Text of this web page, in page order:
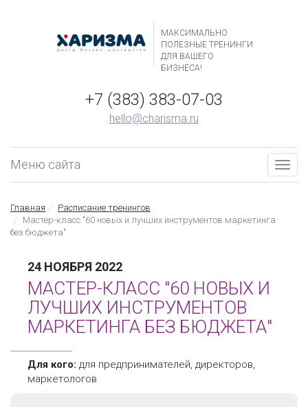
МАКСИМАЛЬНО
ПОЛЕЗНЫЕ ТРЕНИНГИ
ДЛЯ ВАШЕГО
БИЗНЕСА!
+7 (383) 383-07-03
hello@charisma.ru
Меню сайта
Главная
Расписание тренингов
Мастер-класс "60 новых и лучших инструментов маркетинга
без бюджета"
24 НОЯБРЯ 2022
МАСТЕР-КЛАСС "60 НОВЫХ И
ЛУЧШИХ ИНСТРУМЕНТОВ
МАРКЕТИНГА БЕЗ БЮДЖЕТА"
Для кого: для предпринимателей, директоров,
маркетологов